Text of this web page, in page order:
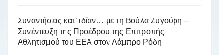
Συναντήσεις κατ’ ιδίαν… με τη Βούλα Ζυγούρη –
Συνέντευξη της Προέδρου της Επιτροπής
Αθλητισμού του ΕΕΑ στον Λάμπρο Ρόδη